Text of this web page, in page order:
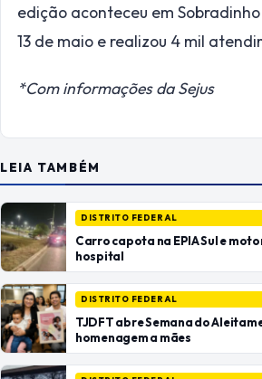
edição aconteceu em Sobradinho
13 de maio e realizou 4 mil
*Com informações da Sejus
LEIA TAMBÉM
DISTRITO FEDERAL
Carro capota na EPIA Sul e
hospital
DISTRITO FEDERAL
TJDFT abre Semana do
homenagem a mães